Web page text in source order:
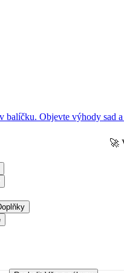
balíčku. Objevte výhody sad
🚀